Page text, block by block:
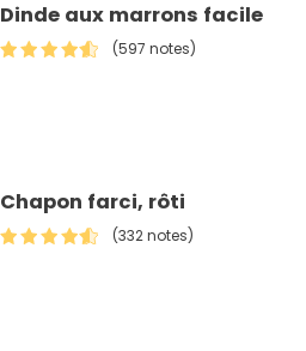
Dinde aux marrons facile
(597 notes)
Chapon farci, rôti
(332 notes)